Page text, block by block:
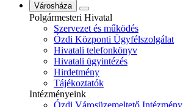
Városháza
Polgármesteri Hivatal
Szervezet és működés
Ózdi Központi Ügyfélszolgálat
Hivatali telefonkönyv
Hivatali ügyintézés
Hirdetmény
Tájékoztatók
Intézményeink